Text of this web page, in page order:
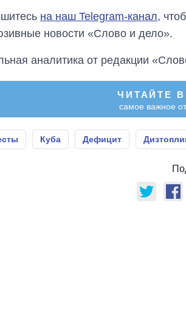
на наш Telegram-канал,
новости «Слово и дело».
аналитика от редакции
ЧИТАЙТЕ В
самое важное
Куба Дефицит